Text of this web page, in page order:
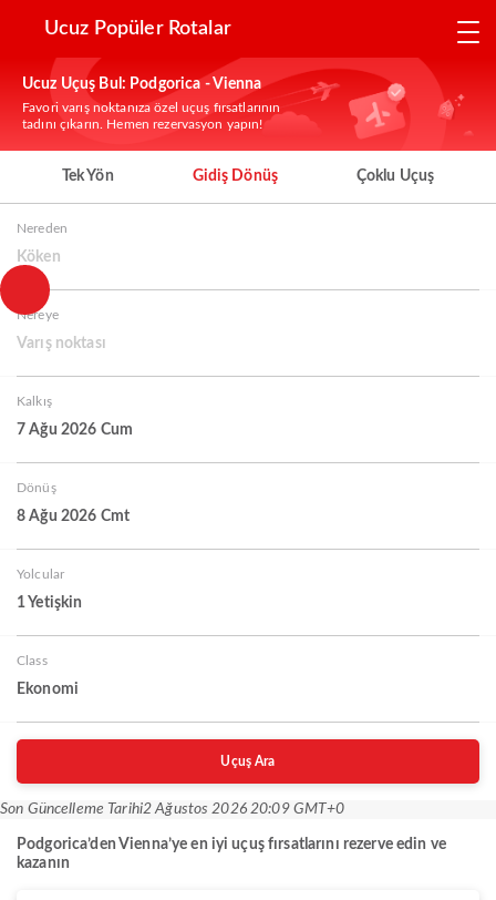
Ucuz Popüler Rotalar
Ucuz Uçuş Bul: Podgorica - Vienna
Favori varış noktanıza özel uçuş fırsatlarının
tadını çıkarın. Hemen rezervasyon yapın!
Tek Yön Gidiş Dönüş Çoklu Uçuş
Nereden
Köken
Nereye
Varış noktası
Kalkış
7 Ağu 2026 Cum
Dönüş
8 Ağu 2026 Cmt
Yolcular
1 Yetişkin
Class
Ekonomi
Uçuş Ara
Son Güncelleme Tarihi2 Ağustos 2026 20:09 GMT+0
Podgorica’den Vienna’ye en iyi uçuş fırsatlarını rezerve edin ve
kazanın